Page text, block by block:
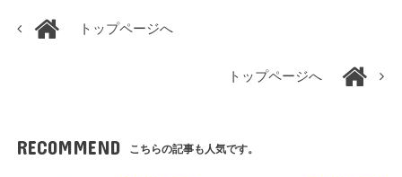
トップページへ
トップページへ
RECOMMEND こちらの記事も人気です。